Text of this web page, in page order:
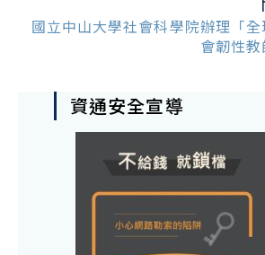
國立中山大學社會科學院辦理「
會韌性教
資通安全宣導